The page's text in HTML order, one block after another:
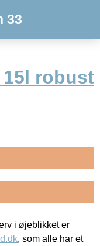
33
robust
i øjeblikket er
, som alle har et